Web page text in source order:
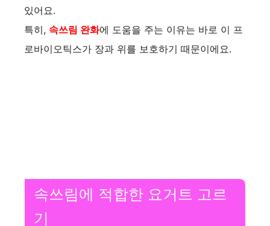
있어요.
특히, 속쓰림 완화에 도움을 주는 이유는 바로 이 프
로바이오틱스가 장과 위를 보호하기 때문이에요.
속쓰림에 적합한 요거트 고르
기